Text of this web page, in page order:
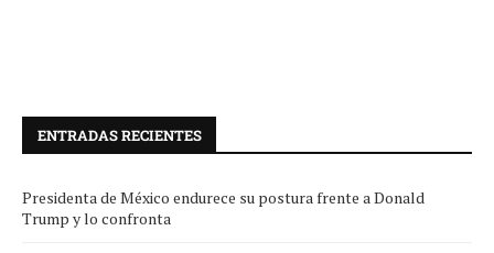
ENTRADAS RECIENTES
Presidenta de México endurece su postura frente a Donald
Trump y lo confronta